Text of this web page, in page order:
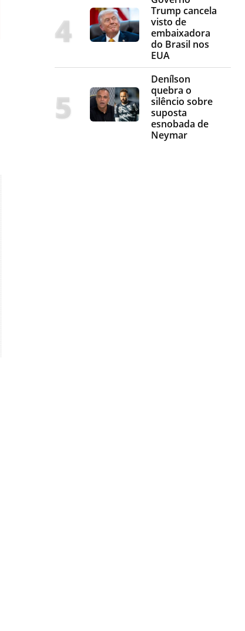
Trump cancela
visto de
embaixadora
do Brasil nos
EUA
Denílson
quebra o
silêncio sobre
suposta
esnobada de
Neymar